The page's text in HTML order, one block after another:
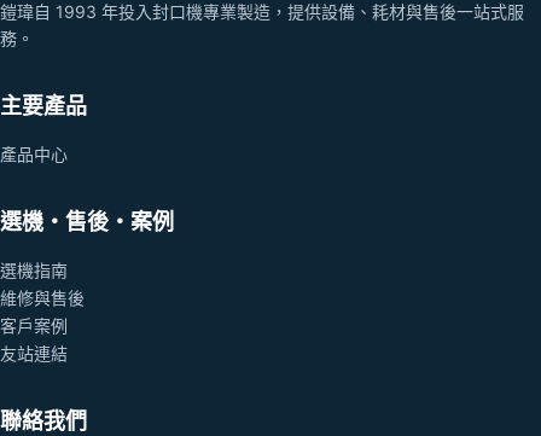
鎧瑋自 1993 年投入封口機專業製造，提供設備、耗材與售後一站式服
務。
主要產品
產品中心
選機・售後・案例
選機指南
維修與售後
客戶案例
友站連結
聯絡我們